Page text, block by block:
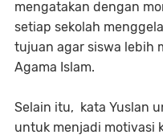
mengatakan dengan
setiap sekolah
tujuan agar siswa lebih
Agama Islam.
Selain itu, kata Yuslan
untuk menjadi motivasi